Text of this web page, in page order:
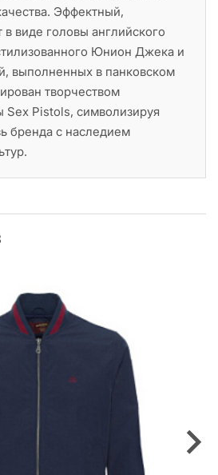
Эффектный,
виде головы английского
Юнион Джека и
выполненных в панковском
творчеством
Sex Pistols, символизируя
бренда с наследием